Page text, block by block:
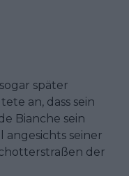
später
an, dass sein
Bianche sein
angesichts seiner
der